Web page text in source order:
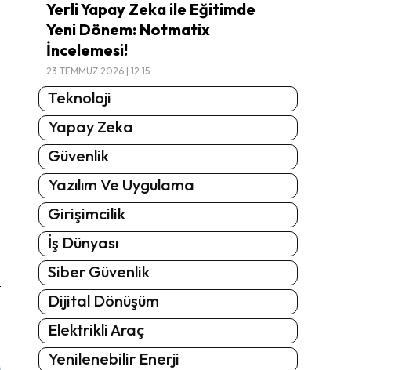
Yerli Yapay Zeka ile Eğitimde
Yeni Dönem: Notmatix
İncelemesi!
23 TEMMUZ 2026 | 12:15
Teknoloji
Yapay Zeka
Güvenlik
Yazılım Ve Uygulama
Girişimcilik
İş Dünyası
Siber Güvenlik
Dijital Dönüşüm
Elektrikli Araç
Yenilenebilir Enerji